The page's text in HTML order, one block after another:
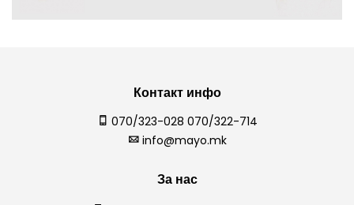
Контакт инфо
070/323-028 070/322-714
info@mayo.mk
За нас